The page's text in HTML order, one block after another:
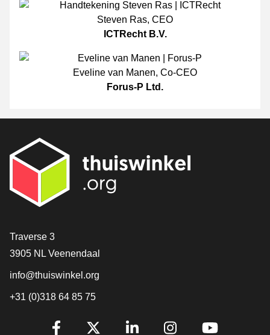
Steven Ras, CEO
ICTRecht B.V.
Eveline van Manen, Co-CEO
Forus-P Ltd.
[_General:Contact]
Traverse 3
3905 NL Veenendaal
info@thuiswinkel.org
+31 (0)318 64 85 75
[_General:SocialMediaTitle]